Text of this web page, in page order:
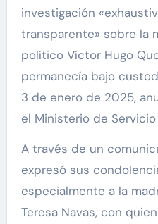
investigación
transparente» sobre la
político Víctor Hugo
permanecía bajo
3 de enero de 2025,
el Ministerio de
A través de un
expresó sus
especialmente a la
Teresa Navas, con